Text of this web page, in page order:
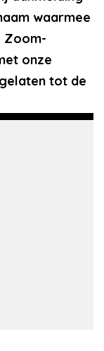
waarmee
Zoom-
onze
tot de